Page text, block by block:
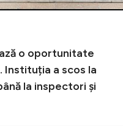
o oportunitate
Instituția a scos la
la inspectori și